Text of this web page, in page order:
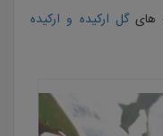
هایگل ارکیده و ارکیده